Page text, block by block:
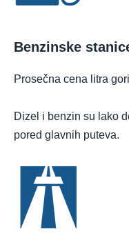
Benzinske
Prosečna cena litra
Dizel i benzin su lako
pored glavnih puteva.